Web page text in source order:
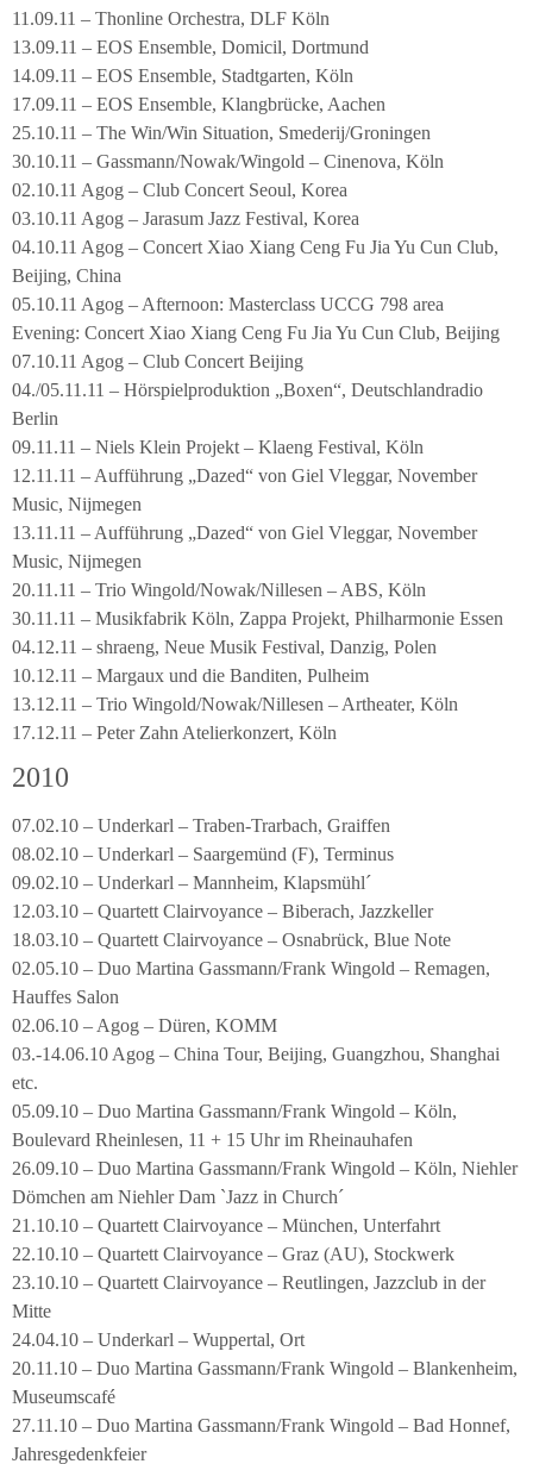
11.09.11 – Thonline Orchestra, DLF Köln
13.09.11 – EOS Ensemble, Domicil, Dortmund
14.09.11 – EOS Ensemble, Stadtgarten, Köln
17.09.11 – EOS Ensemble, Klangbrücke, Aachen
25.10.11 – The Win/Win Situation, Smederij/Groningen
30.10.11 – Gassmann/Nowak/Wingold – Cinenova, Köln
02.10.11 Agog – Club Concert Seoul, Korea
03.10.11 Agog – Jarasum Jazz Festival, Korea
04.10.11 Agog – Concert Xiao Xiang Ceng Fu Jia Yu Cun Club,
Beijing, China
05.10.11 Agog – Afternoon: Masterclass UCCG 798 area
Evening: Concert Xiao Xiang Ceng Fu Jia Yu Cun Club, Beijing
07.10.11 Agog – Club Concert Beijing
04./05.11.11 – Hörspielproduktion „Boxen“, Deutschlandradio
Berlin
09.11.11 – Niels Klein Projekt – Klaeng Festival, Köln
12.11.11 – Aufführung „Dazed“ von Giel Vleggar, November
Music, Nijmegen
13.11.11 – Aufführung „Dazed“ von Giel Vleggar, November
Music, Nijmegen
20.11.11 – Trio Wingold/Nowak/Nillesen – ABS, Köln
30.11.11 – Musikfabrik Köln, Zappa Projekt, Philharmonie Essen
04.12.11 – shraeng, Neue Musik Festival, Danzig, Polen
10.12.11 – Margaux und die Banditen, Pulheim
13.12.11 – Trio Wingold/Nowak/Nillesen – Artheater, Köln
17.12.11 – Peter Zahn Atelierkonzert, Köln
2010
07.02.10 – Underkarl – Traben-Trarbach, Graiffen
08.02.10 – Underkarl – Saargemünd (F), Terminus
09.02.10 – Underkarl – Mannheim, Klapsmühl´
12.03.10 – Quartett Clairvoyance – Biberach, Jazzkeller
18.03.10 – Quartett Clairvoyance – Osnabrück, Blue Note
02.05.10 – Duo Martina Gassmann/Frank Wingold – Remagen,
Hauffes Salon
02.06.10 – Agog – Düren, KOMM
03.-14.06.10 Agog – China Tour, Beijing, Guangzhou, Shanghai
etc.
05.09.10 – Duo Martina Gassmann/Frank Wingold – Köln,
Boulevard Rheinlesen, 11 + 15 Uhr im Rheinauhafen
26.09.10 – Duo Martina Gassmann/Frank Wingold – Köln, Niehler
Dömchen am Niehler Dam `Jazz in Church´
21.10.10 – Quartett Clairvoyance – München, Unterfahrt
22.10.10 – Quartett Clairvoyance – Graz (AU), Stockwerk
23.10.10 – Quartett Clairvoyance – Reutlingen, Jazzclub in der
Mitte
24.04.10 – Underkarl – Wuppertal, Ort
20.11.10 – Duo Martina Gassmann/Frank Wingold – Blankenheim,
Museumscafé
27.11.10 – Duo Martina Gassmann/Frank Wingold – Bad Honnef,
Jahresgedenkfeier